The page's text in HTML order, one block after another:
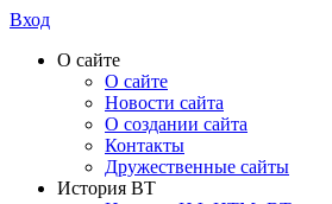
Вход
О сайте
О сайте
Новости сайта
О создании сайта
Контакты
Дружественные сайты
История ВТ